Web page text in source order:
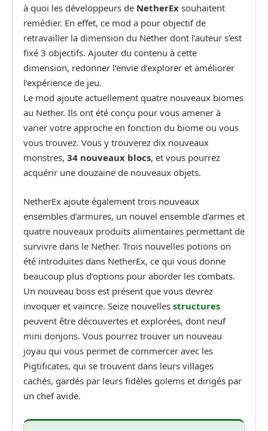
à quoi les développeurs de NetherEx souhaitent
remédier. En effet, ce mod a pour objectif de
retravailler la dimension du Nether dont l’auteur s’est
fixé 3 objectifs. Ajouter du contenu à cette
dimension, redonner l’envie d’explorer et améliorer
l’expérience de jeu.
Le mod ajoute actuellement quatre nouveaux biomes
au Nether. Ils ont été conçu pour vous amener à
varier votre approche en fonction du biome ou vous
vous trouvez. Vous y trouverez dix nouveaux
monstres, 34 nouveaux blocs, et vous pourrez
acquérir une douzaine de nouveaux objets.
NetherEx ajoute également trois nouveaux
ensembles d’armures, un nouvel ensemble d’armes et
quatre nouveaux produits alimentaires permettant de
survivre dans le Nether. Trois nouvelles potions on
été introduites dans NetherEx, ce qui vous donne
beaucoup plus d’options pour aborder les combats.
Un nouveau boss est présent que vous devrez
invoquer et vaincre. Seize nouvelles structures
peuvent être découvertes et explorées, dont neuf
mini donjons. Vous pourrez trouver un nouveau
joyau qui vous permet de commercer avec les
Pigtificates, qui se trouvent dans leurs villages
cachés, gardés par leurs fidèles golems et dirigés par
un chef avide.